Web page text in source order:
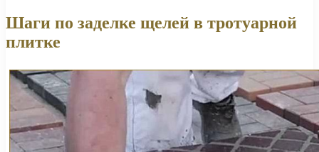
Шаги по заделке щелей в тротуарной
плитке